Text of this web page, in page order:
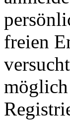
freien
möglich